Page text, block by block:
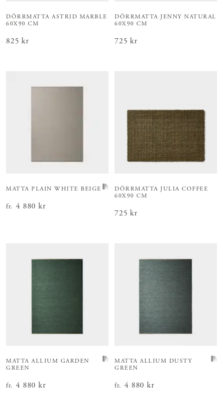
DÖRRMATTA ASTRID MARBLE
60X90 CM
Pris :825 kr
825 kr
DÖRRMATTA JENNY NATURAL
60X90 CM
Pris :725 kr
725 kr
MATTA PLAIN WHITE BEIGE
fr. Pris:4 880 kr
4 880 kr
DÖRRMATTA JULIA COFFEE
60X90 CM
Pris :725 kr
725 kr
MATTA ALLIUM GARDEN
GREEN
fr. Pris:4 880 kr
4 880 kr
MATTA ALLIUM DUSTY
GREEN
fr. Pris:4 880 kr
4 880 kr